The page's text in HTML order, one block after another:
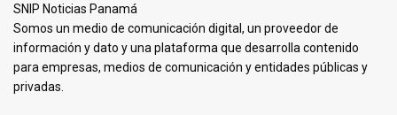
SNIP Noticias Panamá
Somos un medio de comunicación digital, un proveedor de
información y dato y una plataforma que desarrolla contenido
para empresas, medios de comunicación y entidades públicas y
privadas.